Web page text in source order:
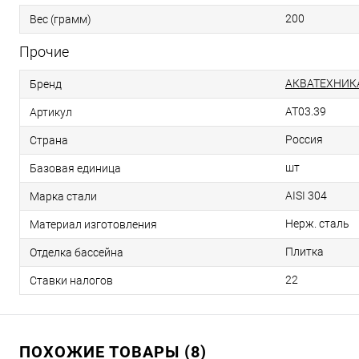
Вес (грамм) 200
Прочие
Бренд
Артикул AT03.39
Страна Россия
Базовая единица шт
Марка стали AISI 304
Материал изготовления Нерж. сталь
Отделка бассейна Плитка
Ставки налогов 22
ПОХОЖИЕ ТОВАРЫ (8)